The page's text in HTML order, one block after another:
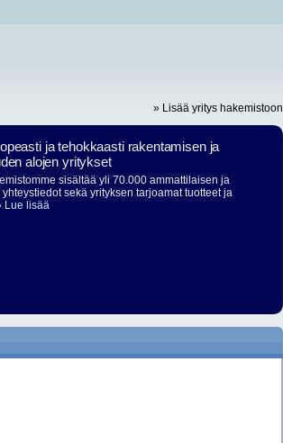
» Lisää yritys hakemistoon
ja tehokkaasti rakentamisen ja
alojen yritykset
sisältää yli 70.000 ammattilaisen ja
sekä yrityksen tarjoamat tuotteet ja
Lue lisää